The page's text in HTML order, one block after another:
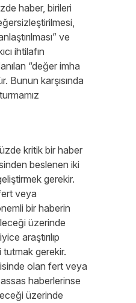
haber, birileri
ve
ihtilafın
“değer imha
Bunun karşısında
kritik bir haber
beslenen iki
gerekir.
veya
bir haberin
üzerinde
araştırılıp
gerekir.
olan fert veya
haberlerinse
üzerinde